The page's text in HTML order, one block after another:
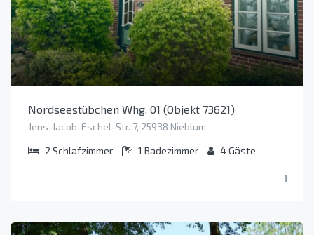
Nordseestübchen Whg. 01 (Objekt 73621)
Jens-Jacob-Eschel-Str. 7, 25938 Nieblum
2 Schlafzimmer 1 Badezimmer 4Gäste